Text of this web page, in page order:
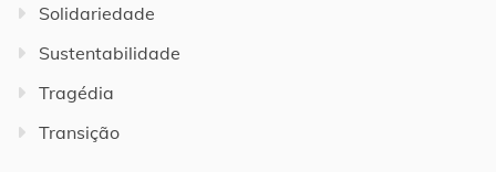
Solidariedade
Sustentabilidade
Tragédia
Transição